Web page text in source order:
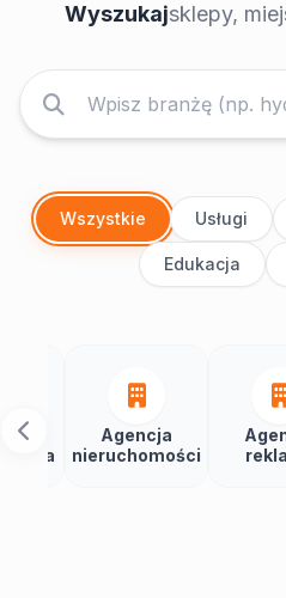
Wyszukajsklepy,
Wszystkie Usługi
Edukacja
Agencja
nieruchomości
Agencja
reklamy